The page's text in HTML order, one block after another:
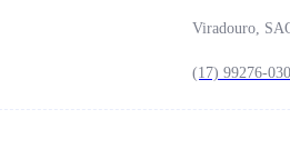
Viradouro,
(17) 99276-